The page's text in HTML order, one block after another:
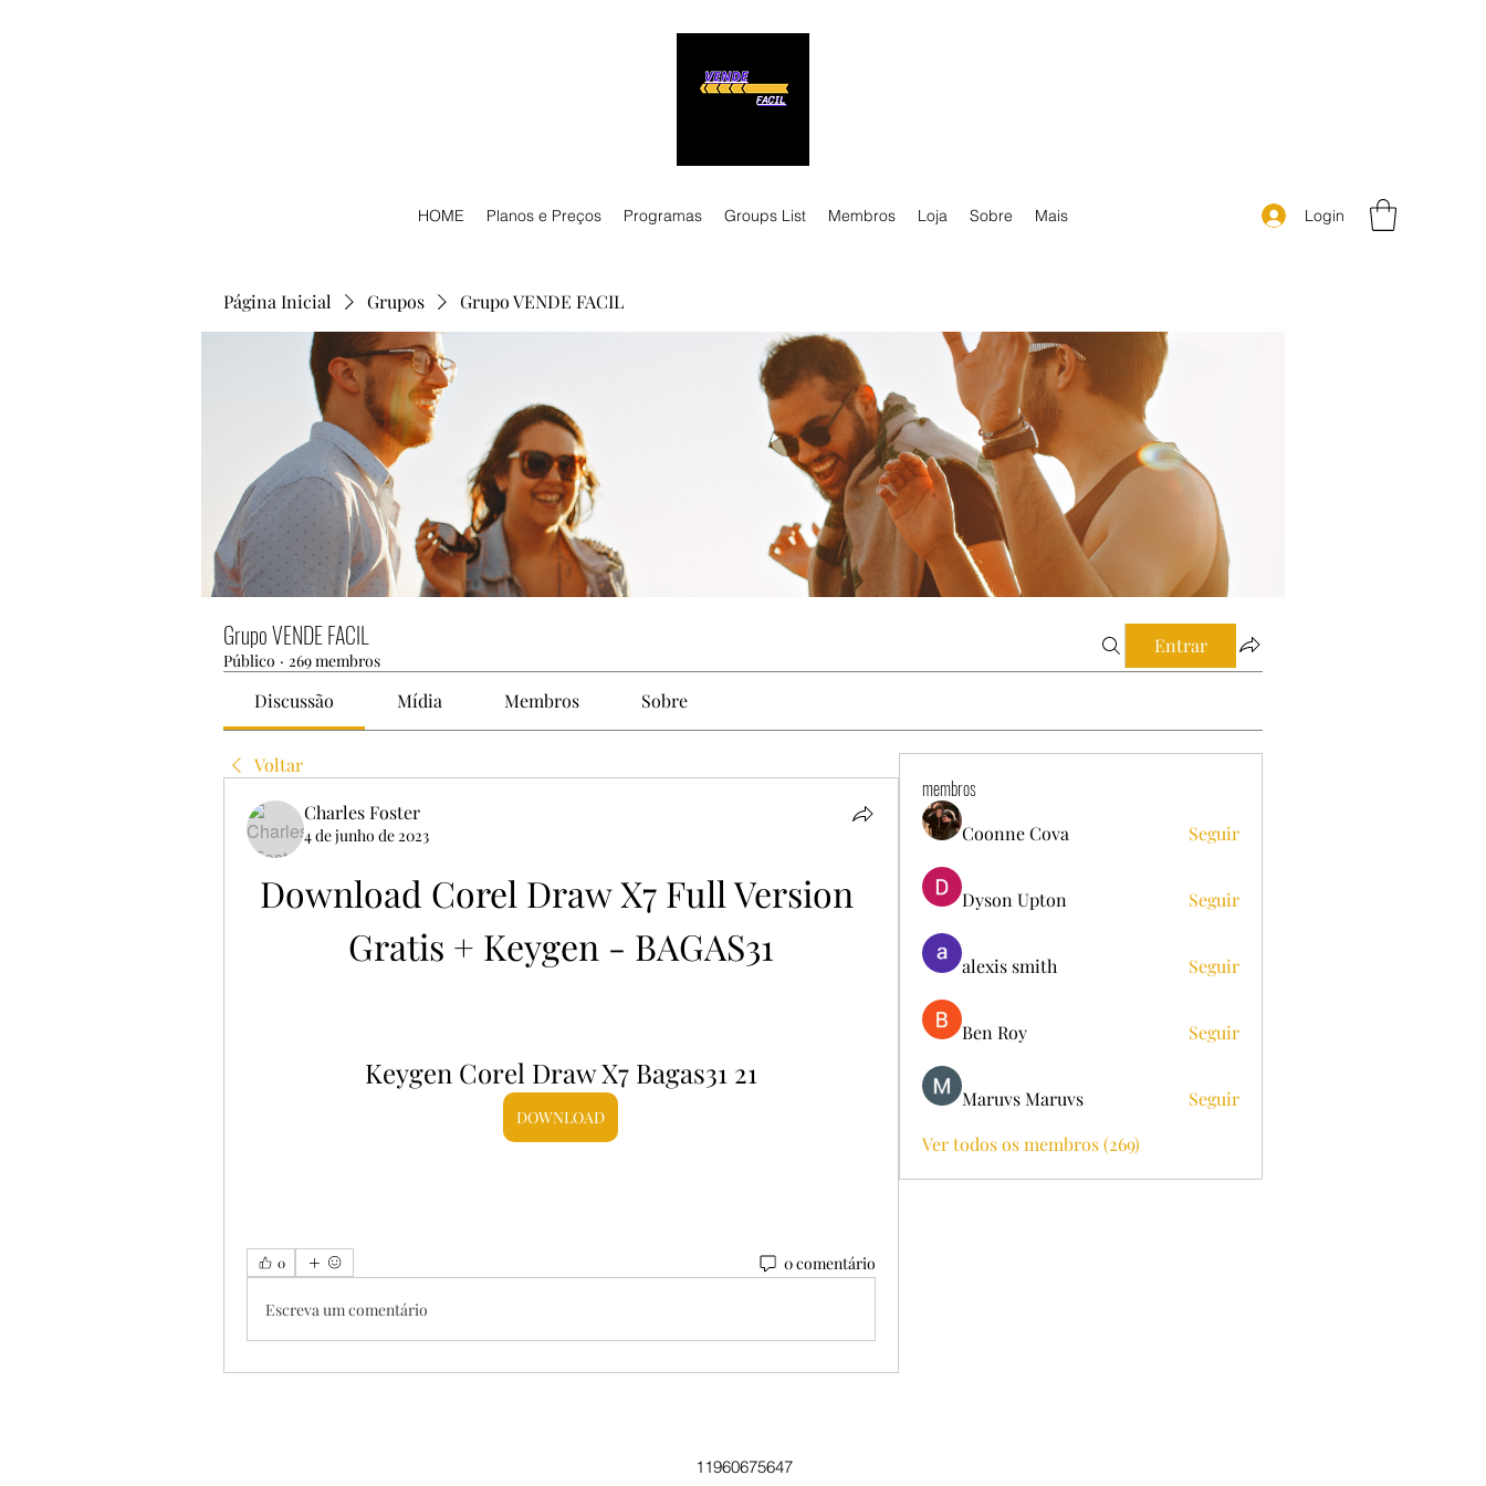
HOME Planos e Preços Programas Groups List Membros Loja Sobre Mais Login
Página Inicial Grupos Grupo VENDE FACIL
Grupo VENDE FACIL
Público · 269 membros
Entrar
Discussão Mídia Membros Sobre
Voltar
Charles Foster
4 de junho de 2023
Download Corel Draw X7 Full Version
Gratis + Keygen - BAGAS31
Keygen Corel Draw X7 Bagas31 21
DOWNLOAD
0 0 comentário
Escreva um comentário
membros
Coonne Cova Seguir
Dyson Upton Seguir
alexis smith Seguir
Ben Roy Seguir
Maruvs Maruvs
Seguir
Ver todos os membros (269)
11960675647